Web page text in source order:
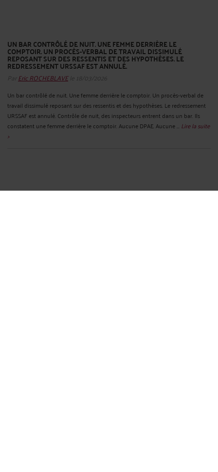
UN BAR CONTRÔLÉ DE NUIT. UNE FEMME DERRIÈRE LE
COMPTOIR. UN PROCÈS-VERBAL DE TRAVAIL DISSIMULÉ
REPOSANT SUR DES RESSENTIS ET DES HYPOTHÈSES. LE
REDRESSEMENT URSSAF EST ANNULÉ.
Par Eric ROCHEBLAVEle 18/03/2026
Un bar contrôlé de nuit. Une femme derrière le comptoir. Un procès-verbal de
travail dissimulé reposant sur des ressentis et des hypothèses. Le redressement
URSSAF est annulé. Contrôle de nuit, des inspecteurs entrent dans un bar. Ils
constatent une femme derrière le comptoir. Aucune DPAE. Aucune ... Lire la suite
>